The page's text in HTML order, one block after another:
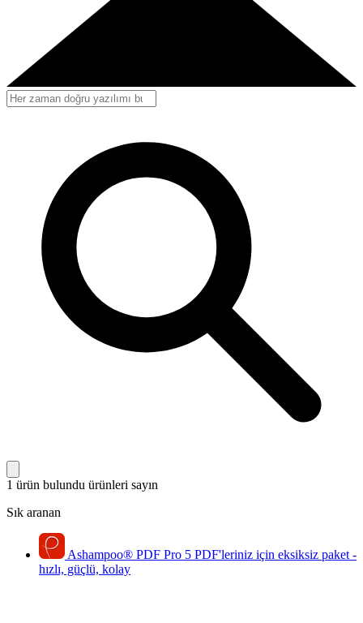
1 ürün bulundu ürünleri sayın
Sık aranan
Ashampoo® PDF Pro 5 PDF'leriniz için eksiksiz paket -
hızlı, güçlü, kolay